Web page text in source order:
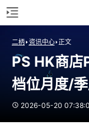
二柄 资讯中心 正文
PS HK商店
档位月度/
2026-05-20